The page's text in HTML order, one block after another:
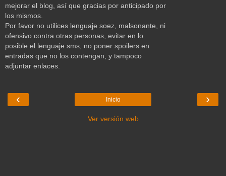
mejorar el blog, así que gracias por anticipado por
los mismos.
Por favor no utilices lenguaje soez, malsonante, ni
ofensivo contra otras personas, evitar en lo
posible el lenguaje sms, no poner spoilers en
entradas que no los contengan, y tampoco
adjuntar enlaces.
‹ ›
Inicio
Ver versión web